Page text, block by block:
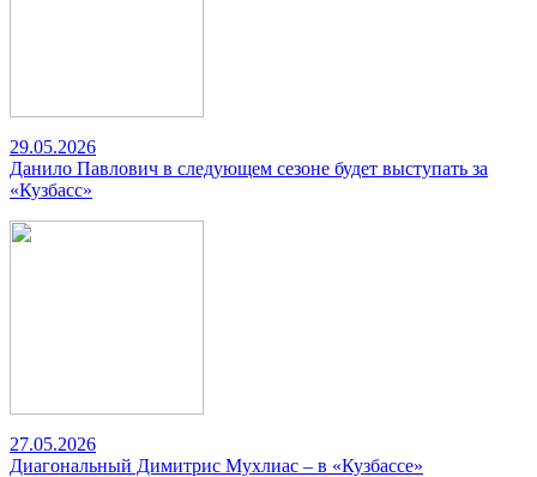
29.05.2026
Данило Павлович в следующем сезоне будет выступать за
«Кузбасс»
27.05.2026
Диагональный Димитрис Мухлиас – в «Кузбассе»